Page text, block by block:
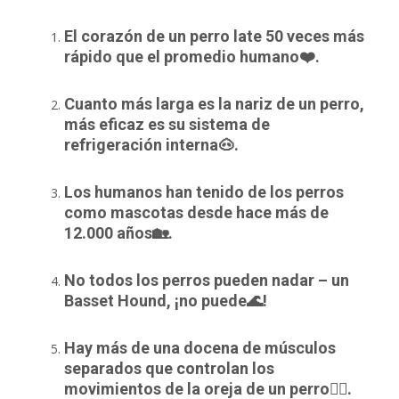
El corazón de un perro late 50 veces más
rápido que el promedio humano❤️.
Cuanto más larga es la nariz de un perro,
más eficaz es su sistema de
refrigeración interna🐽.
Los humanos han tenido de los perros
como mascotas desde hace más de
12.000 años🏡.
No todos los perros pueden nadar – un
Basset Hound, ¡no puede🌊!
Hay más de una docena de músculos
separados que controlan los
movimientos de la oreja de un perro👂🏻.